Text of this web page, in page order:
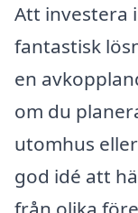
Att investera
fantastisk
en
om du
utomhus
god idé att